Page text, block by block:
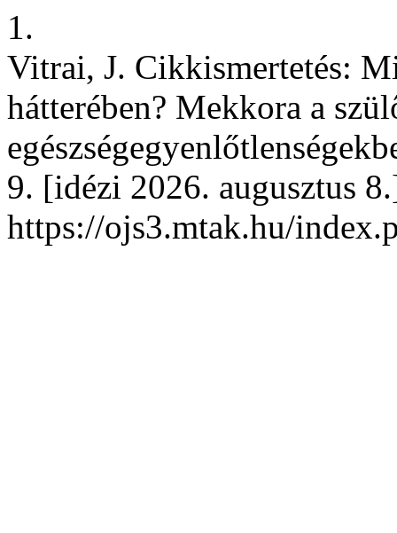
1.
Vitrai, J. Cikkismertetés:
hátterében? Mekkora a
9. [idézi 2026. augusztus
https://ojs3.mtak.hu/